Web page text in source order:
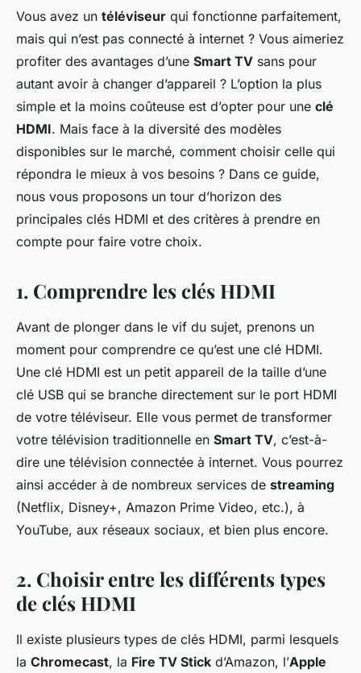
Vous avez un téléviseur qui fonctionne parfaitement,
mais qui n’est pas connecté à internet ? Vous aimeriez
profiter des avantages d’une Smart TV sans pour
autant avoir à changer d’appareil ? L’option la plus
simple et la moins coûteuse est d’opter pour une clé
HDMI. Mais face à la diversité des modèles
disponibles sur le marché, comment choisir celle qui
répondra le mieux à vos besoins ? Dans ce guide,
nous vous proposons un tour d’horizon des
principales clés HDMI et des critères à prendre en
compte pour faire votre choix.
1. Comprendre les clés HDMI
Avant de plonger dans le vif du sujet, prenons un
moment pour comprendre ce qu’est une clé HDMI.
Une clé HDMI est un petit appareil de la taille d’une
clé USB qui se branche directement sur le port HDMI
de votre téléviseur. Elle vous permet de transformer
votre télévision traditionnelle en Smart TV, c’est-à-
dire une télévision connectée à internet. Vous pourrez
ainsi accéder à de nombreux services de streaming
(Netflix, Disney+, Amazon Prime Video, etc.), à
YouTube, aux réseaux sociaux, et bien plus encore.
2. Choisir entre les différents types
de clés HDMI
Il existe plusieurs types de clés HDMI, parmi lesquels
la Chromecast, la Fire TV Stick d’Amazon, l’Apple